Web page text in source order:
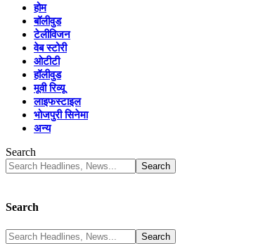
होम
बॉलीवुड
टेलीविजन
वेब स्टोरी
ओटीटी
हॉलीवुड
मूवी रिव्यू
लाइफस्टाइल
भोजपुरी सिनेमा
अन्य
Search
Search